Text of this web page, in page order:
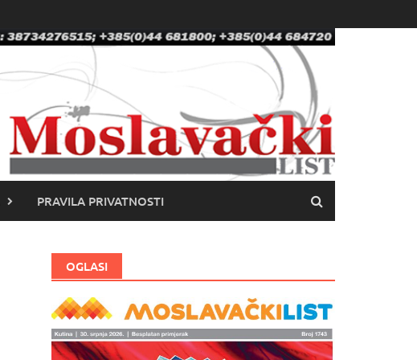
PRAVILA PRIVATNOSTI
OGLASI